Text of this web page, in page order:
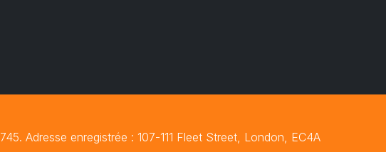
Adresse enregistrée : 107-111 Fleet Street, London, EC4A